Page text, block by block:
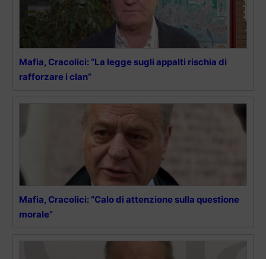
Mafia, Cracolici: “La legge sugli appalti rischia di
rafforzare i clan”
Mafia, Cracolici: “Calo di attenzione sulla questione
morale”